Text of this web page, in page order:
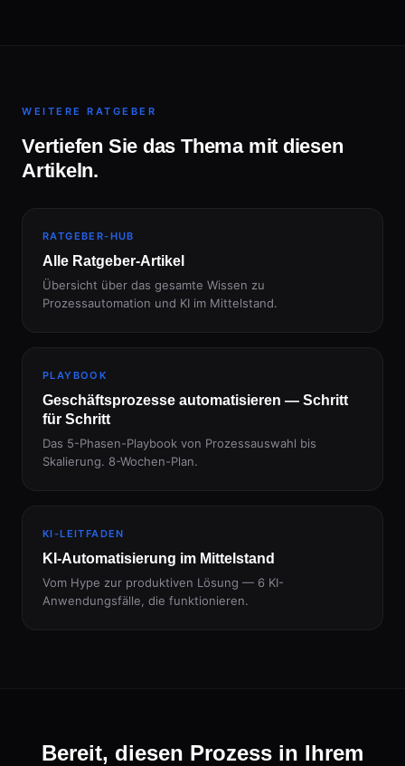
WEITERE RATGEBER
Vertiefen Sie das Thema mit diesen
Artikeln.
RATGEBER-HUB
Alle Ratgeber-Artikel
Übersicht über das gesamte Wissen zu
Prozessautomation und KI im Mittelstand.
PLAYBOOK
Geschäftsprozesse automatisieren — Schritt
für Schritt
Das 5-Phasen-Playbook von Prozessauswahl bis
Skalierung. 8-Wochen-Plan.
KI-LEITFADEN
KI-Automatisierung im Mittelstand
Vom Hype zur produktiven Lösung — 6 KI-
Anwendungsfälle, die funktionieren.
Bereit, diesen Prozess in Ihrem